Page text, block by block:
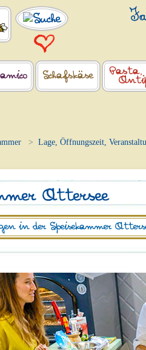
Schafskäse
Pasta,
Lage, Öffnungszeit,
Attersee
in der Speisekammer